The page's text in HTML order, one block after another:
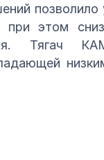
этом
Тягач